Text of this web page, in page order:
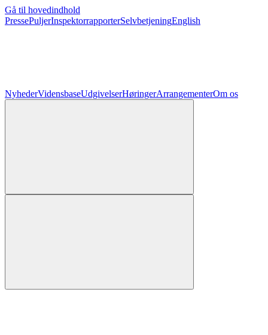
Gå til hovedindhold
PressePuljerInspektorrapporterSelvbetjeningEnglish
NyhederVidensbaseUdgivelserHøringerArrangementerOm os